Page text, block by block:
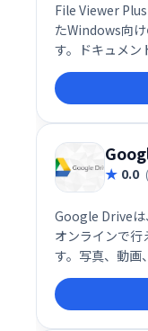
File Viewer
たWindows向
す。ドキュメン
ァイルなど、
で開き、編集、
フェッショナ
ンで役立つこの
性が特徴です。
0.0
Google Driveは
オンラインで行
す。写真、動画
安全に保管し
クセス可能です
え、ビジネス